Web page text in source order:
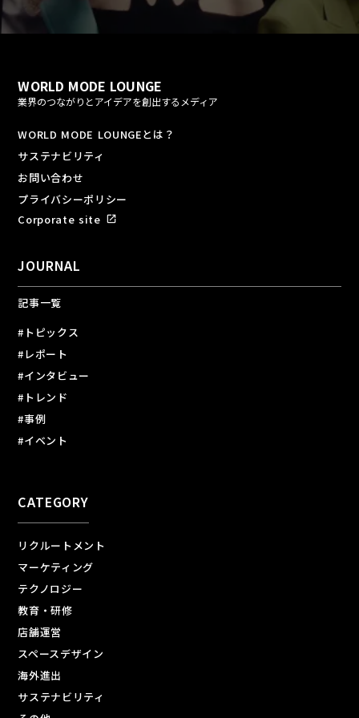
JOURNAL
記事一覧
#トピックス
#レポート
#インタビュー
#トレンド
#事例
#イベント
CATEGORY
リクルートメント
マーケティング
テクノロジー
教育・研修
店舗運営
スペースデザイン
海外進出
サステナビリティ
WORLD MODE LOUNGE
業界のつながりとアイデアを創出するメディア
WORLD MODE LOUNGEとは？
サステナビリティ
お問い合わせ
プライバシーポリシー
Corporate site open_in_new